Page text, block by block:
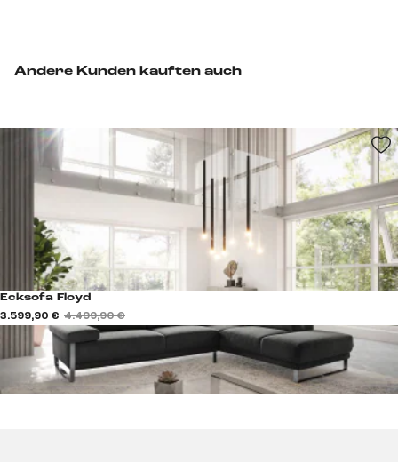
Andere Kunden kauften auch
Ecksofa Floyd
3.599,90 € 4.499,90 €